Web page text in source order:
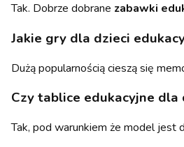
Tak. Dobrze dobrane zabawki
Jakie gry dla dzieci
Dużą popularnością cieszą się
Czy tablice edukacyjne
Tak, pod warunkiem że model jest